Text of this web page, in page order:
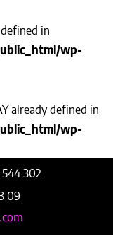
in
wp-
already defined in
wp-
302
09